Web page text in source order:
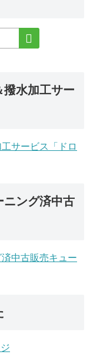
撥水加工サー
ニング済中古